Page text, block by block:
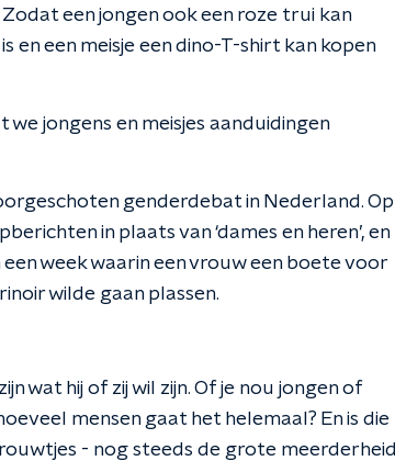
een jongen ook een roze trui kan
en een meisje een dino-T-shirt kan kopen
jongens en meisjes aanduidingen
genderdebat in Nederland. Op
in plaats van ‘dames en heren’, en
week waarin een vrouw een boete voor
wilde gaan plassen.
wat hij of zij wil zijn. Of je nou jongen of
mensen gaat het helemaal? En is die
- nog steeds de grote meerderheid